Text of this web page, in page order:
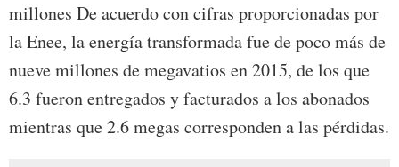
millones De acuerdo con cifras proporcionadas por
la Enee, la energía transformada fue de poco más de
nueve millones de megavatios en 2015, de los que
6.3 fueron entregados y facturados a los abonados
mientras que 2.6 megas corresponden a las pérdidas.